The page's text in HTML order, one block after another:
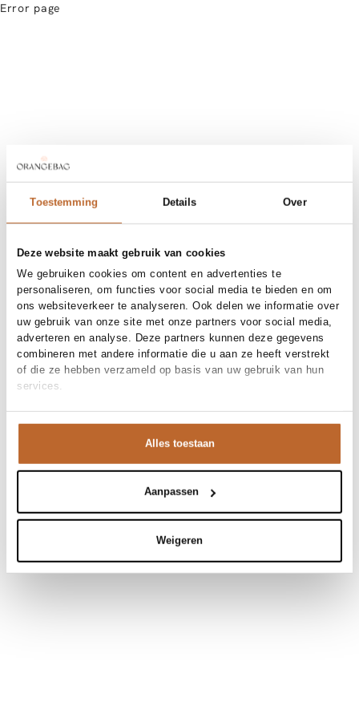
Toestemming Details Over
Deze website maakt gebruik van cookies
We gebruiken cookies om content en advertenties te
personaliseren, om functies voor social media te bieden en om
ons websiteverkeer te analyseren. Ook delen we informatie over
uw gebruik van onze site met onze partners voor social media,
adverteren en analyse. Deze partners kunnen deze gegevens
combineren met andere informatie die u aan ze heeft verstrekt
of die ze hebben verzameld op basis van uw gebruik van hun
services.
Alles toestaan
Aanpassen
Weigeren
Error page